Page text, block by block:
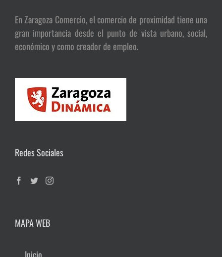
En Zaragoza Comercio, el comercio de proximidad tiene una
gran importancia desde el punto de vista urbano, social,
económico y como creador de empleo.
Redes Sociales
MAPA WEB
Inicio